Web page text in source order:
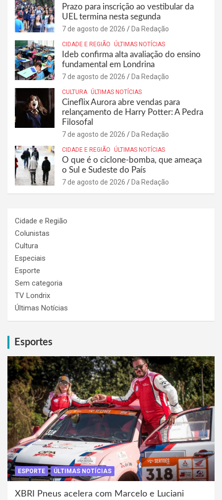
Prazo para inscrição ao vestibular da
UEL termina nesta segunda
7 de agosto de 2026 Da Redação
CIDADE E REGIÃO ÚLTIMAS NOTÍCIAS
Ideb confirma alta avaliação do ensino
fundamental em Londrina
7 de agosto de 2026 Da Redação
CULTURA ÚLTIMAS NOTÍCIAS
Cineflix Aurora abre vendas para
relançamento de Harry Potter: A Pedra
Filosofal
7 de agosto de 2026 Da Redação
CIDADE E REGIÃO ÚLTIMAS NOTÍCIAS
O que é o ciclone-bomba, que ameaça
o Sul e Sudeste do País
7 de agosto de 2026 Da Redação
Cidade e Região
Colunistas
Cultura
Especiais
Esporte
Sem categoria
TV Londrix
Últimas Notícias
Esportes
ESPORTE ÚLTIMAS NOTÍCIAS
XBRI Pneus acelera com Marcelo e Luciani